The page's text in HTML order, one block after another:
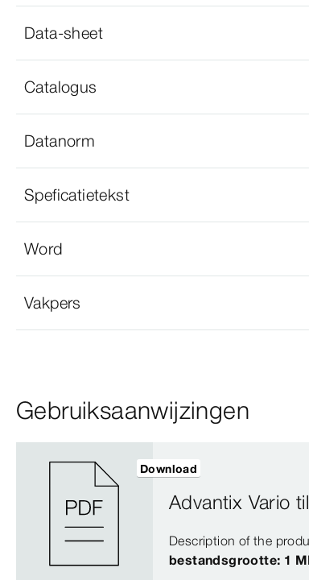
Data-sheet
Catalogus
Datanorm
Speficatietekst
Word
Vakpers
Gebruiksaanwijzingen
Advantix Vario
Description of the
bestandsgrootte: 1
Download